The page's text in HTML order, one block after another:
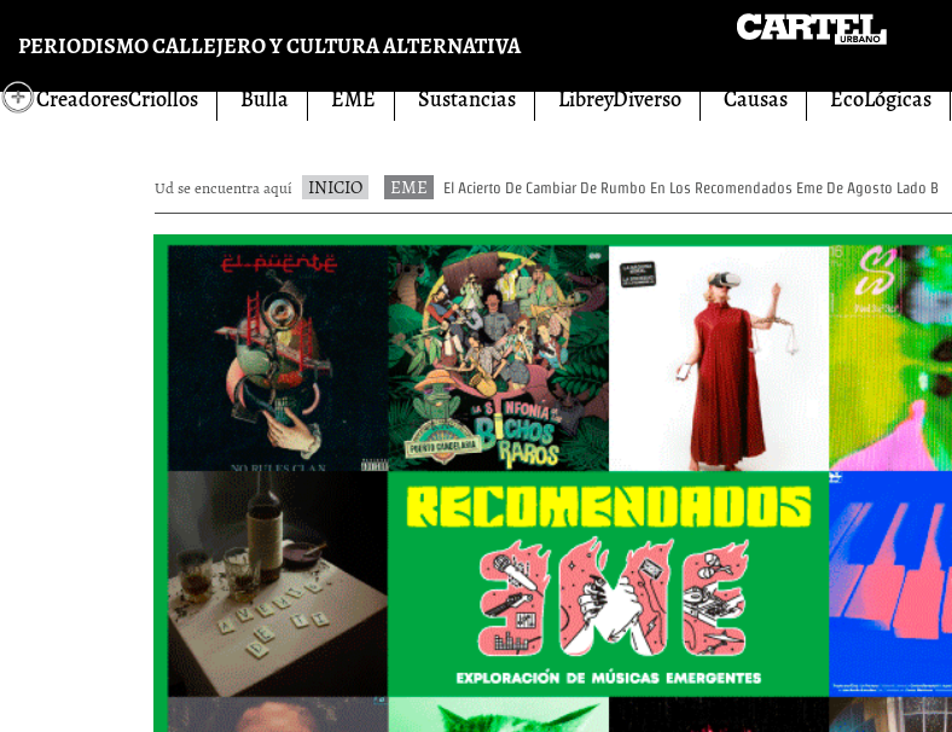
PERIODISMO CALLEJERO Y CULTURA ALTERNATIVA
CreadoresCriollos Bulla EME Sustancias LibreyDiverso Causas EcoLógicas
Ud se encuentra aquí INICIO EME El Acierto De Cambiar De Rumbo En Los Recomendados Eme De Agosto Lado B